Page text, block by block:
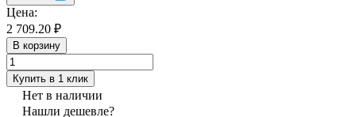
Цена:
2 709.20 ₽
В корзину
Купить в 1 клик
Нет в наличии
Нашли дешевле?